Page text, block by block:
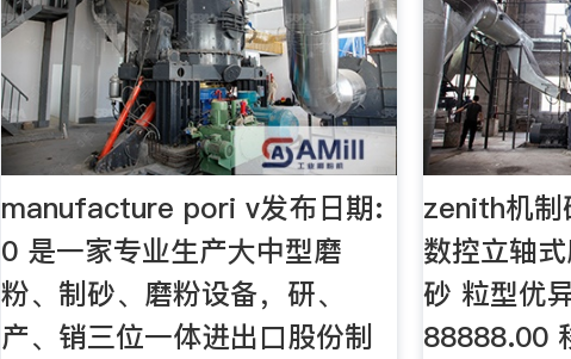
manufacture pori v发布日期:
0 是一家专业生产大中型磨
粉、制砂、磨粉设备，研、
产、销三位一体进出口股份制
zenith机制
数控立轴
砂 粒型优
88888.00